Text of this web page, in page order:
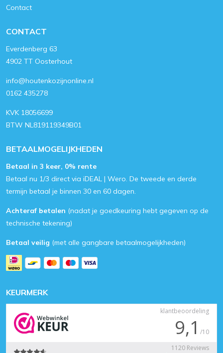
Contact
CONTACT
Everdenberg 63
4902 TT Oosterhout
info@houtenkozijnonline.nl
0162 435278
KVK 18056699
BTW NL819119349B01
BETAALMOGELIJKHEDEN
Betaal in 3 keer, 0% rente
Betaal nu 1/3 direct via iDEAL | Wero. De tweede en derde
termijn betaal je binnen 30 en 60 dagen.
Achteraf betalen (nadat je goedkeuring hebt gegeven op de
technische tekening)
Betaal veilig (met alle gangbare betaalmogelijkheden)
KEURMERK